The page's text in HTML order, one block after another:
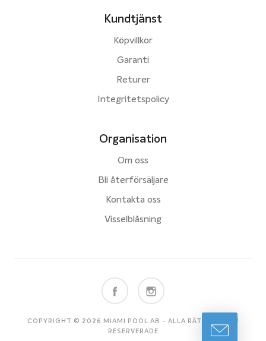
Kundtjänst
Köpvillkor
Garanti
Returer
Integritetspolicy
Organisation
Om oss
Bli återförsäljare
Kontakta oss
Visselblåsning
COPYRIGHT © 2026 MIAMI POOL AB - ALLA RÄTTIGHETER
RESERVERADE